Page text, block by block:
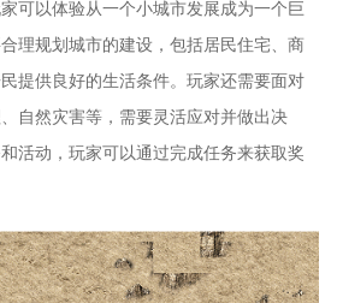
可以体验从一个小城市发展成为一个巨
理规划城市的建设，包括居民住宅、商
提供良好的生活条件。玩家还需要面对
自然灾害等，需要灵活应对并做出决
活动，玩家可以通过完成任务来获取奖